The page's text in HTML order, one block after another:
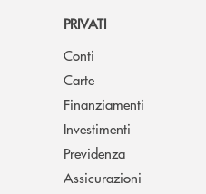
PRIVATI
Conti
Carte
Finanziamenti
Investimenti
Previdenza
Assicurazioni